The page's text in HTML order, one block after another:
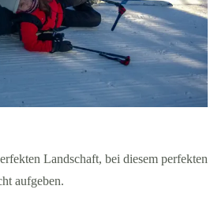
Landschaft, bei diesem perfekten
aufgeben.